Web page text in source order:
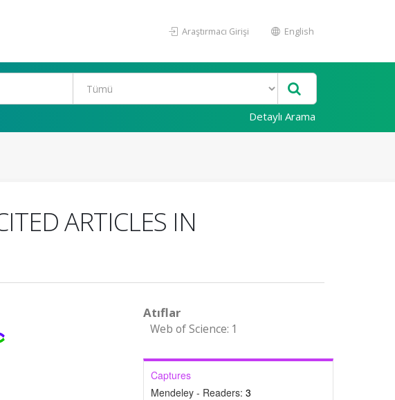
Araştırmacı Girişi English
Detaylı Arama
ARTICLES IN
Atıflar
Web of Science: 1
Captures
Mendeley - Readers: 3